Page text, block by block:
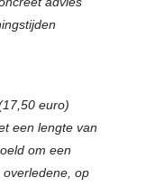
euro)
een lengte van
om een
op